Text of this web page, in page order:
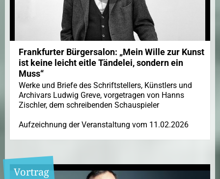
Frankfurter Bürgersalon: „Mein Wille zur Kunst
ist keine leicht eitle Tändelei, sondern ein
Muss“
Werke und Briefe des Schriftstellers, Künstlers und
Archivars Ludwig Greve, vorgetragen von Hanns
Zischler, dem schreibenden Schauspieler
Aufzeichnung der Veranstaltung vom 11.02.2026
Vortrag